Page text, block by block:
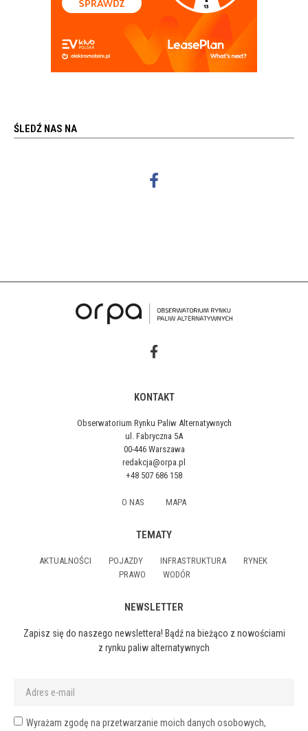
ŚLEDŹ NAS NA
KONTAKT
Obserwatorium Rynku Paliw Alternatywnych
ul. Fabryczna 5A
00-446 Warszawa
redakcja@orpa.pl
+48 507 686 158
O NAS MAPA
TEMATY
AKTUALNOŚCI POJAZDY INFRASTRUKTURA
RYNEK
PRAWO
WODÓR
NEWSLETTER
Zapisz się do naszego newslettera! Bądź na bieżąco z nowościami
z rynku paliw alternatywnych
Wyrażam zgodę na przetwarzanie moich danych osobowych,